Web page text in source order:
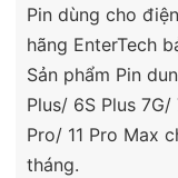
Pin dùng cho
hãng EnterTech
Sản phẩm Pin
Plus/ 6S Plus 7G/
Pro/ 11 Pro Max
tháng.